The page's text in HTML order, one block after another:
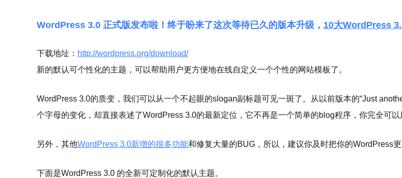
WordPress 3.0 正式版发布啦！终于盼来了这次等待已久的版本升级， 10大WordPress
下载地址： http://wordpress.org/download/
新的默认可个性化的主题，可以帮助用户更方便地在线自定义一个个性的网站模板了。
WordPress 3.0的质变，我们可以从一个不起眼的slogan副标题可见一斑了。从以前版本的“Just
个字母的变化，却直接表述了WordPress 3.0的最新定位，它不再是一个简单的blog程序，你完全可
另外，其他WordPress 3.0新增的很多功能和修复大量的BUG，所以，建议你及时把你的WordPress更
下面是WordPress 3.0 的全新可定制化的默认主题。